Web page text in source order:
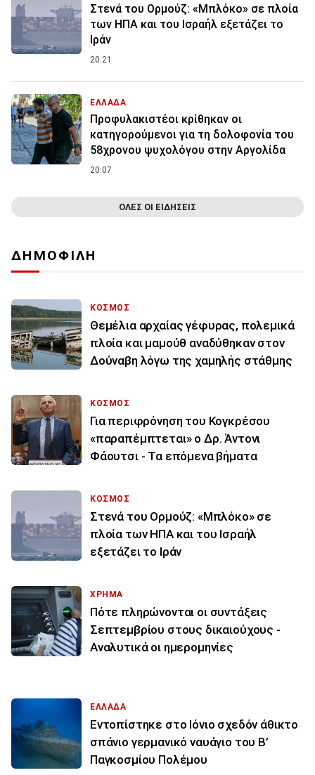
Στενά του Ορμούζ: «Μπλόκο» σε πλοία
των ΗΠΑ και του Ισραήλ εξετάζει το
Ιράν
20:21
ΕΛΛΑΔΑ
Προφυλακιστέοι κρίθηκαν οι
κατηγορούμενοι για τη δολοφονία του
58χρονου ψυχολόγου στην Αργολίδα
20:07
ΟΛΕΣ ΟΙ ΕΙΔΗΣΕΙΣ
ΔΗΜΟΦΙΛΗ
ΚΟΣΜΟΣ
Θεμέλια αρχαίας γέφυρας, πολεμικά
πλοία και μαμούθ αναδύθηκαν στον
Δούναβη λόγω της χαμηλής στάθμης
ΚΟΣΜΟΣ
Για περιφρόνηση του Κογκρέσου
«παραπέμπτεται» ο Δρ. Άντονι
Φάουτσι - Τα επόμενα βήματα
ΚΟΣΜΟΣ
Στενά του Ορμούζ: «Μπλόκο» σε
πλοία των ΗΠΑ και του Ισραήλ
εξετάζει το Ιράν
ΧΡΗΜΑ
Πότε πληρώνονται οι συντάξεις
Σεπτεμβρίου στους δικαιούχους -
Αναλυτικά οι ημερομηνίες
ΕΛΛΑΔΑ
Εντοπίστηκε στο Ιόνιο σχεδόν άθικτο
σπάνιο γερμανικό ναυάγιο του Β’
Παγκοσμίου Πολέμου